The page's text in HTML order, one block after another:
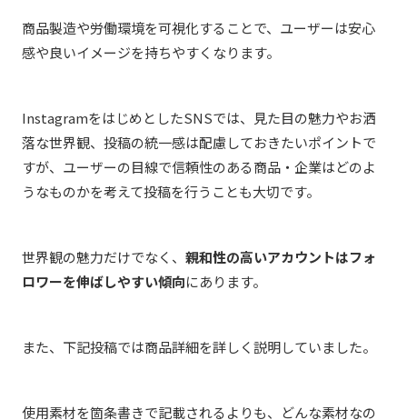
商品製造や労働環境を可視化することで、ユーザーは安心
感や良いイメージを持ちやすくなります。
InstagramをはじめとしたSNSでは、見た目の魅力やお洒
落な世界観、投稿の統一感は配慮しておきたいポイントで
すが、ユーザーの目線で信頼性のある商品・企業はどのよ
うなものかを考えて投稿を行うことも大切です。
世界観の魅力だけでなく、 親和性の高いアカウントはフォ
ロワーを伸ばしやすい傾向にあります。
また、下記投稿では商品詳細を詳しく説明していました。
使用素材を箇条書きで記載されるよりも、どんな素材なの